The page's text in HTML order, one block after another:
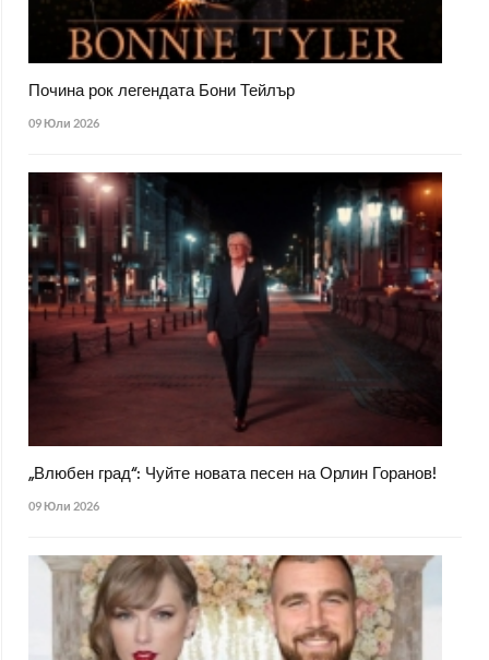
Почина рок легендата Бони Тейлър
09 Юли 2026
„Влюбен град“: Чуйте новата песен на Орлин Горанов!
09 Юли 2026